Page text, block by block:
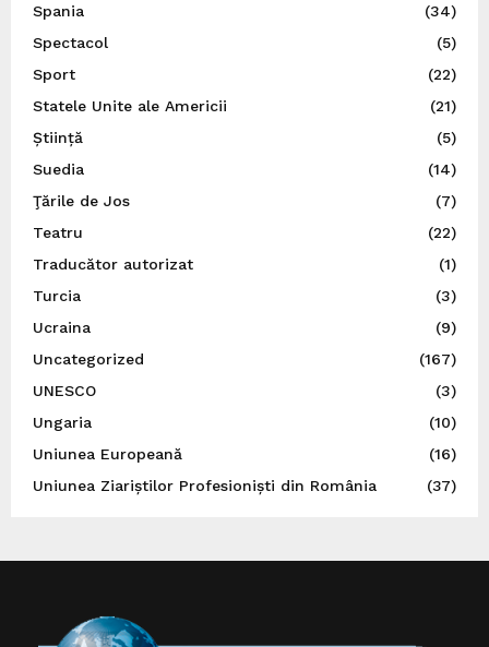
Spania
(34)
Spectacol
(5)
Sport
(22)
Statele Unite ale Americii
(21)
Știință
(5)
Suedia
(14)
Ţările de Jos
(7)
Teatru
(22)
Traducător autorizat
(1)
Turcia
(3)
Ucraina
(9)
Uncategorized
(167)
UNESCO
(3)
Ungaria
(10)
Uniunea Europeană
(16)
Uniunea Ziariștilor Profesioniști din România
(37)